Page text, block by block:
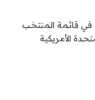
في قائمة المنتخب
الأمريكية